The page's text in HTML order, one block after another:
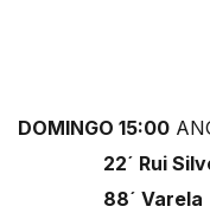
1 – 2
DOMINGO 15:00
22´ Rui
88´ Varela